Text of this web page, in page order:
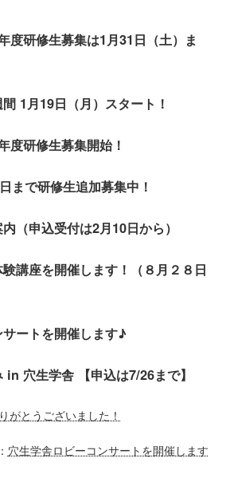
度研修生募集は1月31日（土）ま
間 1月19日（月）スタート！
度研修生募集開始！
まで研修生追加募集中！
（申込受付は2月10日から）
験講座を開催します！（８月２８日
ートを開催します♪
in 穴生学舎 【申込は7/26まで】
がとうございました！
穴生学舎ロビーコンサートを開催します